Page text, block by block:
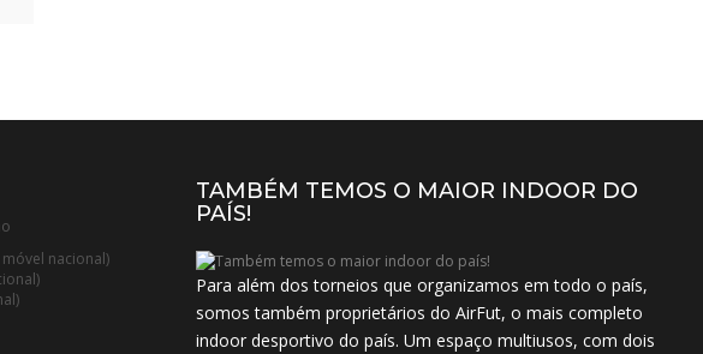
nacional)
TAMBÉM TEMOS O MAIOR INDOOR DO
PAÍS!
Para além dos torneios que organizamos em todo o país,
somos também proprietários do AirFut, o mais completo
indoor desportivo do país. Um espaço multiusos, com dois